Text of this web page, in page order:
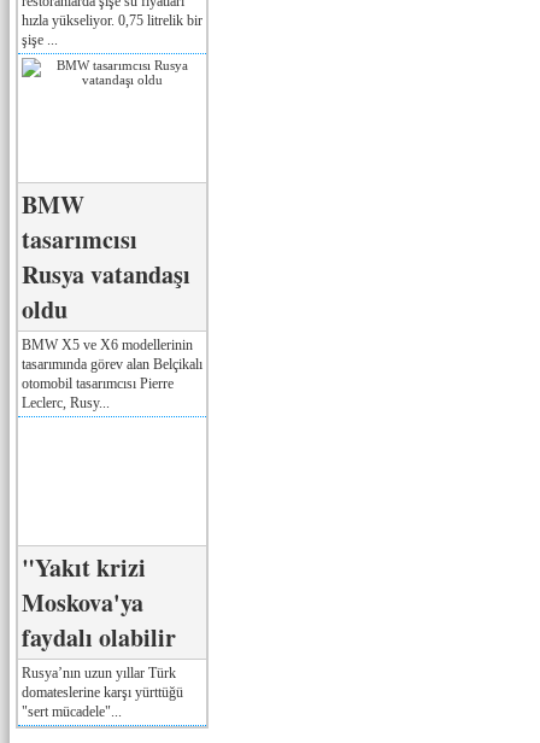
hızla yükseliyor. 0,75 litrelik bir
şişe ...
BMW
tasarımcısı
Rusya vatandaşı
oldu
BMW X5 ve X6 modellerinin
tasarımında görev alan Belçikalı
otomobil tasarımcısı Pierre
Leclerc, Rusy...
"Yakıt krizi
Moskova'ya
faydalı olabilir
Rusya’nın uzun yıllar Türk
domateslerine karşı yürttüğü
"sert mücadele"...